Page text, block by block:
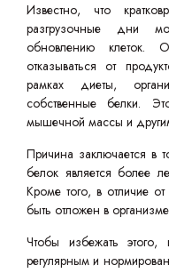
Известно, что
разгрузочные дни
обновлению клеток.
отказываться от
рамках диеты,
собственные белки.
мышечной массы и
Причина заключается в
белок является более
Кроме того, в отличие
быть отложен в
Чтобы избежать
регулярным и